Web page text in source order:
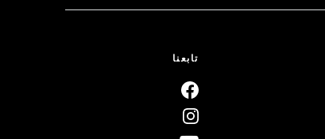
تابعنا